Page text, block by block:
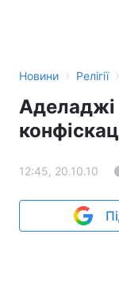
Новини › Релігії ›
Аделаджі
12:45, 20.10.10